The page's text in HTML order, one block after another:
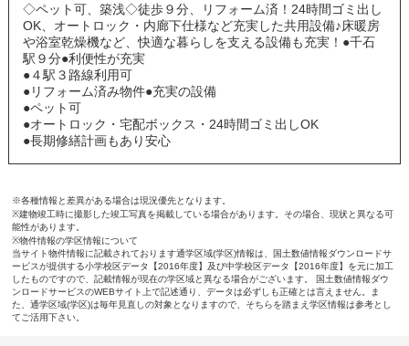
◇ペット可、築浅◇徒歩９分、リフォーム済！24時間ゴミ出し
OK、オートロック・内廊下仕様など充実した共用設備♪床暖房
や浴室乾燥機など、快適な暮らしを支える設備も充実！●千石
駅９分●利便性が充実
●４駅３路線利用可
●リフォーム済み物件●充実の設備
●ペット可
●オートロック・宅配ボックス・24時間ゴミ出しOK
●長期修繕計画もあり安心
※各種情報と差異がある場合は現況優先となります。
※建物竣工時に撮影した竣工写真を掲載している場合があります。その場合、現状と異なる可
能性があります。
※物件情報の学区情報について
当サイト物件情報に記載されております通学区域(学区)情報は、国土数値情報ダウンロードサ
ービスが提供する小学校区データ【2016年度】及び中学校区データ【2016年度】を元に加工
したものですので、記載情報が現在の学区域と異なる場合がございます。 国土数値情報ダウ
ンロードサービスのWEBサイト上で記述通り、データは必ずしも正確とは言えません。ま
た、通学区域(学区)は毎年見直しの対象となりますので、そちらを踏まえ学区情報は参考とし
てご活用下さい。